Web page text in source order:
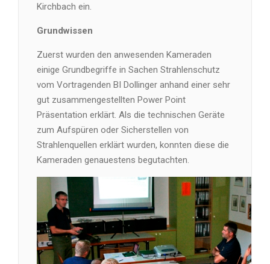
Kirchbach ein.
Grundwissen
Zuerst wurden den anwesenden Kameraden
einige Grundbegriffe in Sachen Strahlenschutz
vom Vortragenden BI Dollinger anhand einer sehr
gut zusammengestellten Power Point
Präsentation erklärt. Als die technischen Geräte
zum Aufspüren oder Sicherstellen von
Strahlenquellen erklärt wurden, konnten diese die
Kameraden genauestens begutachten.